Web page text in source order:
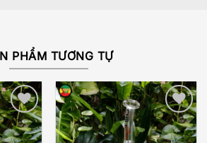
PHẨM TƯƠNG TỰ
Add to
Add to
wishlist